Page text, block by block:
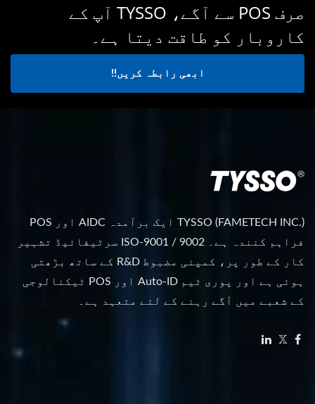
صرف POS سے آگے، TYSSO آپ کے
کاروبار کو طاقت دیتا ہے۔
ابھی رابطہ کریں!!
TYSSO (FAMETECH INC.) ایک برآمدہ AIDC اور POS
فراہم کنندہ ہے۔ ISO-9001 / 9002 سرٹیفائیڈ تشہیر
کار کے طور پر، کمپنی مضبوط R&D کے ساتھ بڑھتی
ہوئی ہے اور پوری ٹیم Auto-ID اور POS ٹیکنالوجی
کے شعبے میں آگے رہنے کے لئے متعہد ہے۔